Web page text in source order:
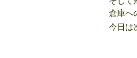
倉庫
今日は